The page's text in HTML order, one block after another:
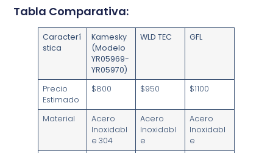
Tabla Comparativa:
Caracterí
stica
Kamesky
(Modelo
YR05969-
YR05970)
WLD TEC GFL
Precio
Estimado
$800 $950 $1100
Material
Acero
Inoxidabl
e 304
Acero
Inoxidabl
e
Acero
Inoxidabl
e